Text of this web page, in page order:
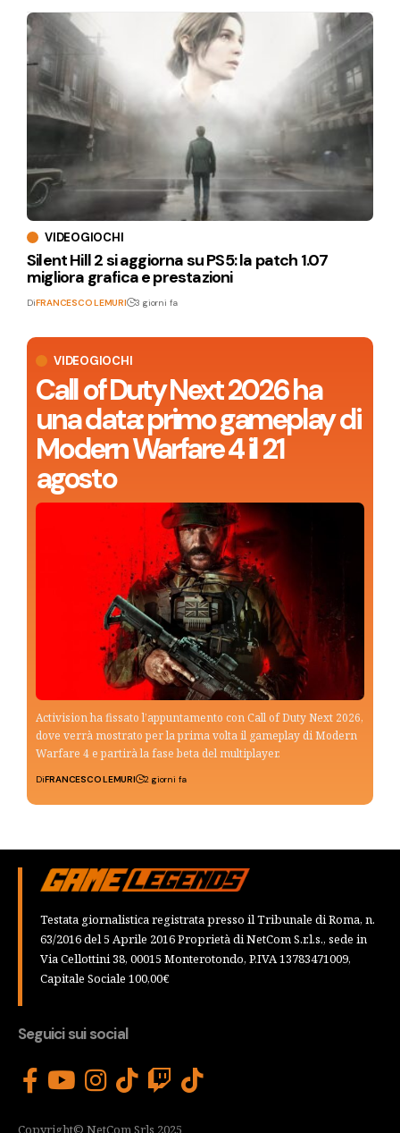
VIDEOGIOCHI
Call of Duty Next 2026 ha
una data: primo gameplay di
Modern Warfare 4 il 21
agosto
Activision ha fissato l’appuntamento con Call of Duty Next 2026,
dove verrà mostrato per la prima volta il gameplay di Modern
Warfare 4 e partirà la fase beta del multiplayer.
DiFRANCESCO LEMURI 2 giorni fa
VIDEOGIOCHI
Silent Hill 2 si aggiorna su PS5: la patch 1.07
migliora grafica e prestazioni
DiFRANCESCO LEMURI 3 giorni fa
Testata giornalistica registrata presso il Tribunale di Roma, n.
63/2016 del 5 Aprile 2016 Proprietà di NetCom S.r.l.s., sede in
Via Cellottini 38, 00015 Monterotondo, P.IVA 13783471009,
Capitale Sociale 100,00€
Seguici sui social
Copyright© NetCom Srls 2025